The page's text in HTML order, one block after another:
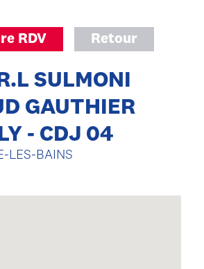
SULMONI
GAUTHIER
- CDJ 04
LES-BAINS
RDV Retour